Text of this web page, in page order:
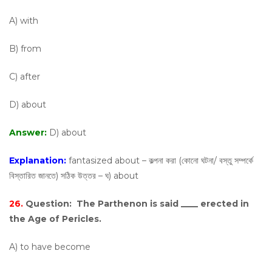
A) with
B) from
C) after
D) about
Answer: D) about
Explanation: fantasized about – কল্পনা করা (কোনো ঘটনা/ বস্তু সম্পর্কে
বিস্তারিত জানতে) সঠিক উত্তর – ঘ) about
26. Question: The Parthenon is said ____ erected in
the Age of Pericles.
A) to have become